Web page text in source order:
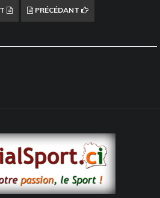
PRÉCÉDANT